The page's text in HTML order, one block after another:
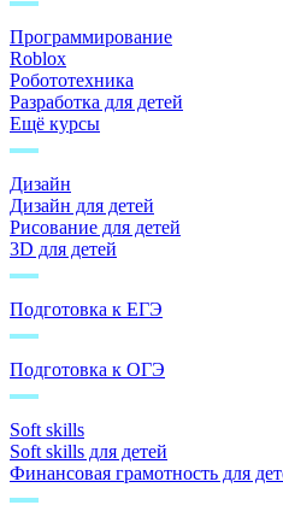
Программирование
Roblox
Робототехника
Разработка для детей
Ещё курсы
Дизайн
Дизайн для детей
Рисование для детей
3D для детей
Подготовка к ЕГЭ
Подготовка к ОГЭ
Soft skills
Soft skills для детей
Финансовая грамотность для